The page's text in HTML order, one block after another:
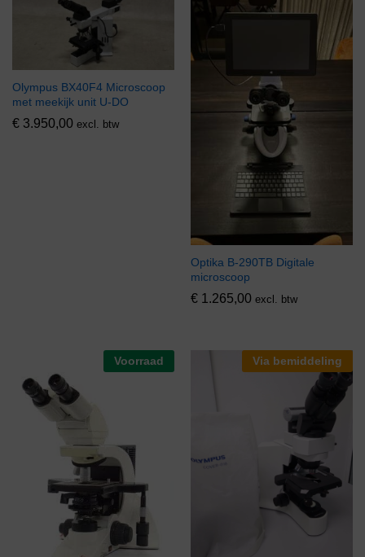
Olympus BX40F4 Microscoop
met meekijk unit U-DO
€ 3.950,00 excl. btw
Optika B-290TB Digitale
microscoop
€ 1.265,00 excl. btw
Voorraad Via bemiddeling